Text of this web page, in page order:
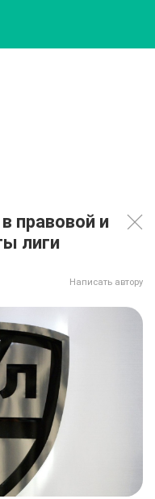
правовой и
лиги
Написать автору